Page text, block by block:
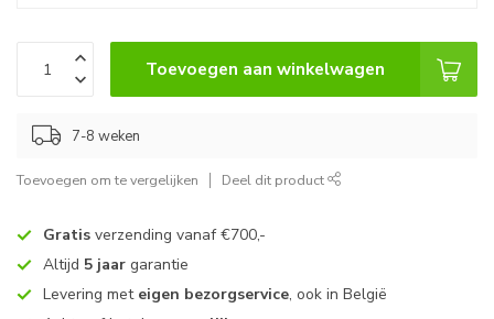
Toevoegen aan winkelwagen
7-8 weken
Toevoegen om te vergelijken Deel dit product
Gratis verzending vanaf €700,-
Altijd 5 jaar garantie
Levering met eigen bezorgservice, ook in België